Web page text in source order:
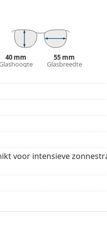
die gebruikt
bescherming biedt tegen
3 (lichttransmissie
strand of in de stad.
van de koker en het
verzorgen van
van een doekje.
stijlen van populaire
40 mm 55 mm
Glasbreedte
voor intensieve